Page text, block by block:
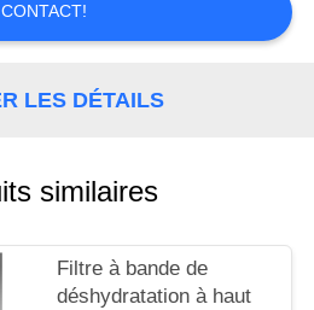
CONTACT!
LES DÉTAILS
similaires
Filtre à bande de
déshydratation à haut